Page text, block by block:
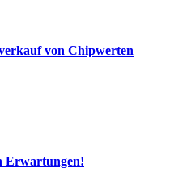
von Chipwerten
Erwartungen!